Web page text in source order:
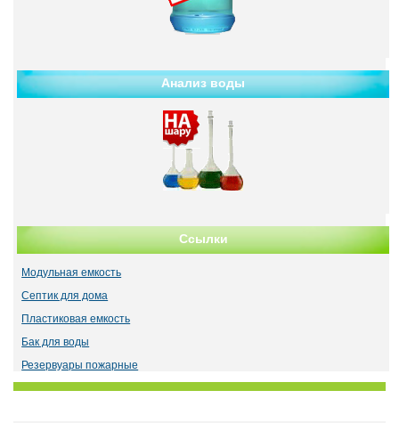
Анализ воды
Ссылки
Модульная емкость
Септик для дома
Пластиковая емкость
Бак для воды
Резервуары пожарные